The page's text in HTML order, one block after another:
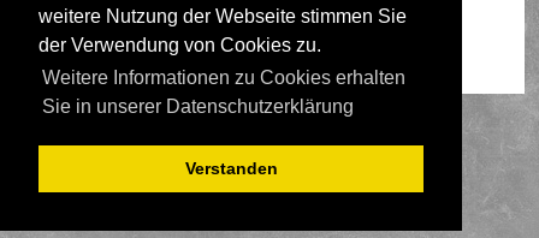
weitere Nutzung der Webseite stimmen Sie
der Verwendung von Cookies zu.
Weitere Informationen zu Cookies erhalten
Sie in unserer Datenschutzerklärung
Verstanden
gleichzeitig online waren.
Google [Bot]